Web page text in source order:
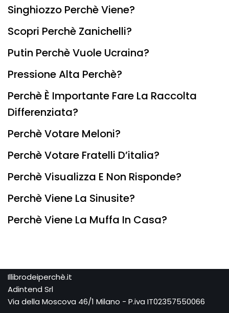
Singhiozzo Perchè Viene?
Scopri Perchè Zanichelli?
Putin Perchè Vuole Ucraina?
Pressione Alta Perchè?
Perchè È Importante Fare La Raccolta
Differenziata?
Perchè Votare Meloni?
Perchè Votare Fratelli D’italia?
Perchè Visualizza E Non Risponde?
Perchè Viene La Sinusite?
Perchè Viene La Muffa In Casa?
Illibrodeiperchè.it
Adintend Srl
Via della Moscova 46/1 Milano - P.iva IT02357550066